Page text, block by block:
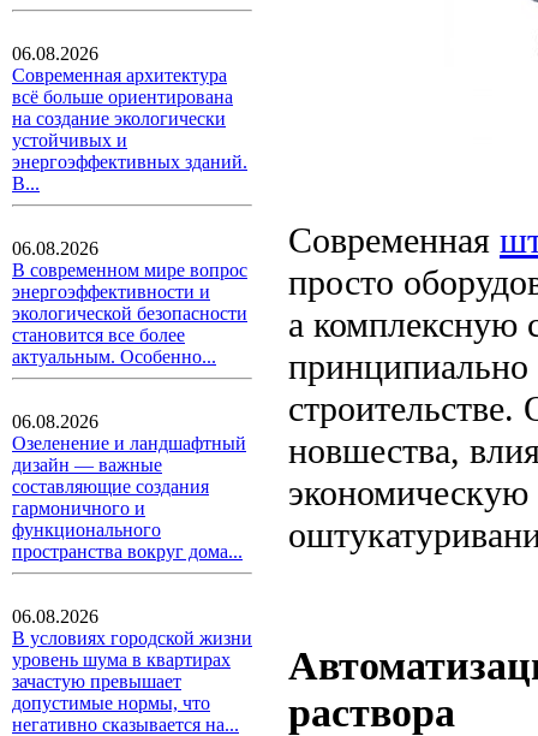
06.08.2026
Современная архитектура
всё больше ориентирована
на создание экологически
устойчивых и
энергоэффективных зданий.
В...
06.08.2026
В современном мире вопрос
энергоэффективности и
экологической безопасности
становится все более
актуальным. Особенно...
06.08.2026
Озеленение и ландшафтный
дизайн — важные
составляющие создания
гармоничного и
функционального
пространства вокруг дома...
06.08.2026
В условиях городской жизни
уровень шума в квартирах
зачастую превышает
допустимые нормы, что
негативно сказывается на...
Современная
просто
а комплексную
новшества,
раствора